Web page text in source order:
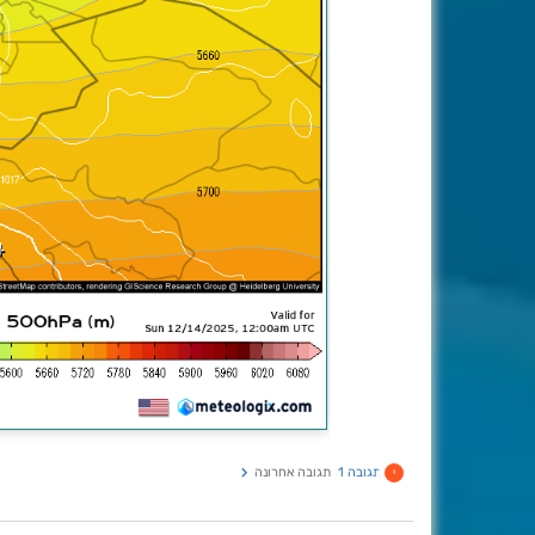
י תגובה 1 תגובה אחרונה